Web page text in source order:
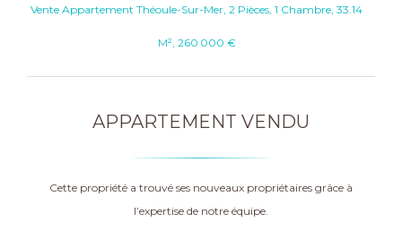
Vente Appartement Théoule-Sur-Mer, 2 Pièces, 1 Chambre, 33.14
M², 260 000 €
APPARTEMENT VENDU
Cette propriété a trouvé ses nouveaux propriétaires grâce à
l’expertise de notre équipe.